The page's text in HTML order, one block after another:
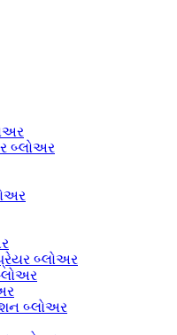
બ્લોઅર
બ્લોઅર
બ્લોઅર